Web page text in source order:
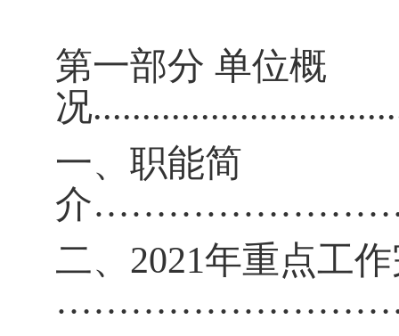
第一部分 单位概
况
一、职能简
介
二、 2021年重点工